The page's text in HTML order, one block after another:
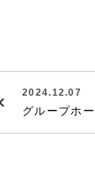
2024.12.07
グループホ